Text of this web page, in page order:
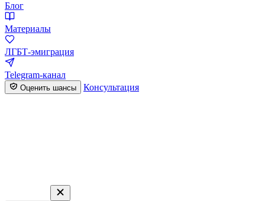
Блог
Материалы
ЛГБТ-эмиграция
Telegram-канал
Оценить шансы Консультация